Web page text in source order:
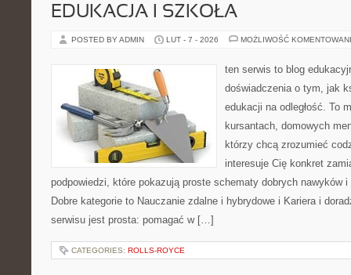
EDUKACJA I SZKOŁA
POSTED BY ADMIN LUT - 7 - 2026 MOŻLIWOŚĆ
ten serwis to blog
doświadczenia o tym, jak
edukacji na odległość. To
kursantach, domowych
którzy chcą zrozumieć
interesuje Cię konkret
podpowiedzi, które pokazują proste schematy dobrych nawyków
Dobre kategorie to Nauczanie zdalne i hybrydowe i Kariera i
serwisu jest prosta: pomagać w […]
CATEGORIES: ROLLS-ROYCE